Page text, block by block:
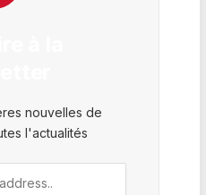
nouvelles de
l'actualités